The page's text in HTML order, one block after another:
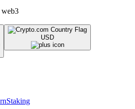
web3
USD
Staking